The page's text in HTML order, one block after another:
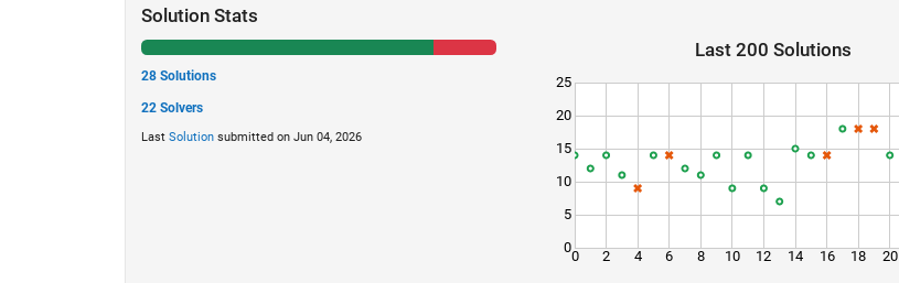
Solution Stats
28 Solutions
22 Solvers
Last Solutionsubmitted on Jun 04, 2026
Last 200 Solutions
0 2 4 6 8 10 12 14 16 18 20
0
5
10
15
20
25